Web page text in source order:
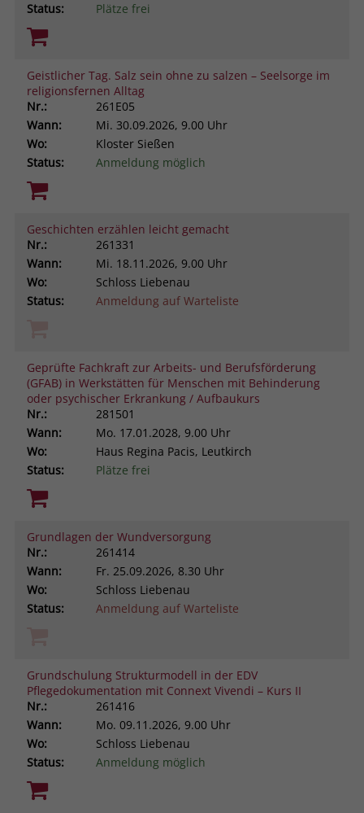
Status:
Plätze frei
Geistlicher Tag. Salz sein ohne zu salzen – Seelsorge im
religionsfernen Alltag
Nr.:
261E05
Wann:
Mi. 30.09.2026, 9.00 Uhr
Wo:
Kloster Sießen
Status:
Anmeldung möglich
Geschichten erzählen leicht gemacht
Nr.:
261331
Wann:
Mi. 18.11.2026, 9.00 Uhr
Wo:
Schloss Liebenau
Status:
Anmeldung auf Warteliste
Geprüfte Fachkraft zur Arbeits- und Berufsförderung
(GFAB) in Werkstätten für Menschen mit Behinderung
oder psychischer Erkrankung / Aufbaukurs
Nr.:
281501
Wann:
Mo. 17.01.2028, 9.00 Uhr
Wo:
Haus Regina Pacis, Leutkirch
Status:
Plätze frei
Grundlagen der Wundversorgung
Nr.:
261414
Wann:
Fr. 25.09.2026, 8.30 Uhr
Wo:
Schloss Liebenau
Status:
Anmeldung auf Warteliste
Grundschulung Strukturmodell in der EDV
Pflegedokumentation mit Connext Vivendi – Kurs II
Nr.:
261416
Wann:
Mo. 09.11.2026, 9.00 Uhr
Wo:
Schloss Liebenau
Status:
Anmeldung möglich